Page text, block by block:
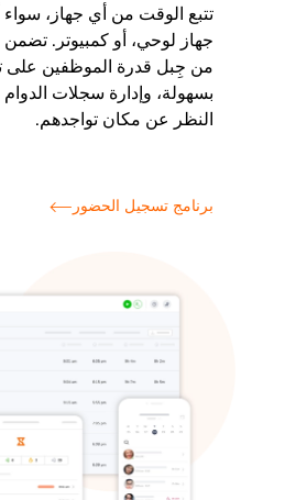
تتبع الوقت من أي جهاز،
جهاز لوحي، أو كمبيوتر. تضمن
من جِبل قدرة الموظفين على
بسهولة، وإدارة سجلات
النظر عن مكان تواجدهم.
برنامج تسجيل الحضور